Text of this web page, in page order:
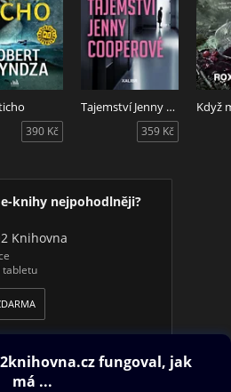
390 Kč
Tajemství Jenny Cooperové
359 Kč
Když
knihy nejpohodlněji?
Knihovna
tabletu